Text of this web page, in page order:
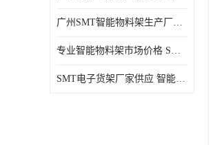
广州SMT智能物料架生产厂家 智能物料架设计定制
专业智能物料架市场价格 SMT智能物料架供应厂家
SMT电子货架厂家供应 智能电子货架现货直销